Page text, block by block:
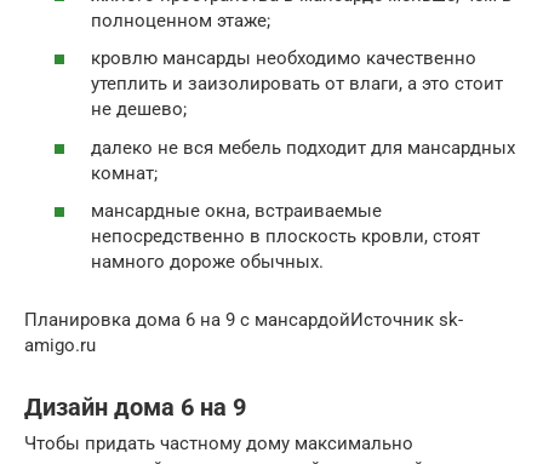
полноценном этаже;
кровлю мансарды необходимо качественно
утеплить и заизолировать от влаги, а это стоит
не дешево;
далеко не вся мебель подходит для мансардных
комнат;
мансардные окна, встраиваемые
непосредственно в плоскость кровли, стоят
намного дороже обычных.
Планировка дома 6 на 9 с мансардойИсточник sk-
amigo.ru
Дизайн дома 6 на 9
Чтобы придать частному дому максимально